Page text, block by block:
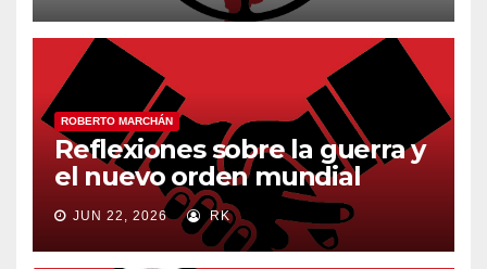
ROBERTO MARCHÁN
Reflexiones sobre la guerra y
el nuevo orden mundial
JUN 22, 2026 RK